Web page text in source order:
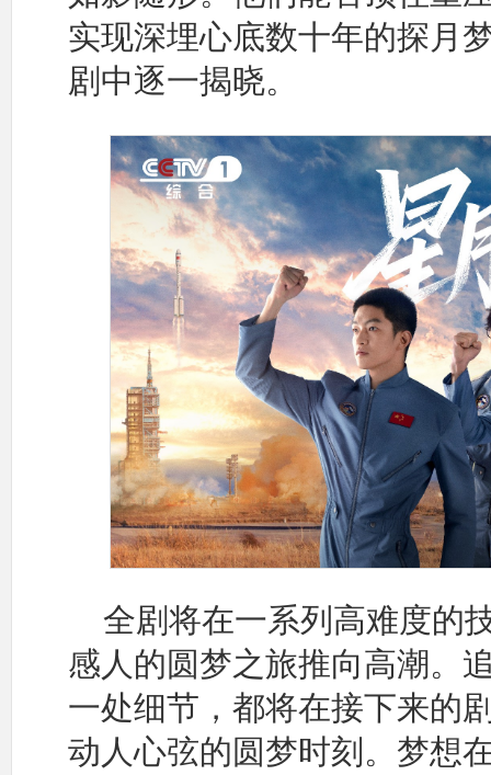
实现深埋心底数十年的探月
剧中逐一揭晓。
全剧将在一系列高难度的
感人的圆梦之旅推向高潮。
一处细节，都将在接下来的
动人心弦的圆梦时刻。梦想